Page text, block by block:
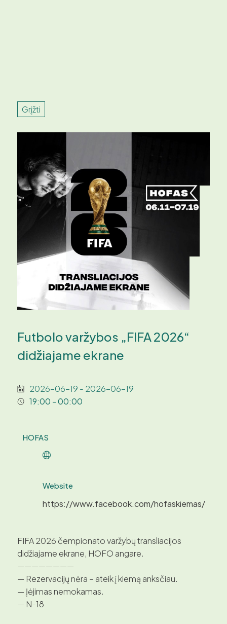
Grįžti
Futbolo varžybos „FIFA 2026“
didžiajame ekrane
2026-06-19 - 2026-06-19
19:00 - 00:00
HOFAS
Website
https://www.facebook.com/hofaskiemas/
FIFA 2026 čempionato varžybų transliacijos
didžiajame ekrane, HOFO angare.
————————
— Rezervacijų nėra – ateik į kiemą anksčiau.
— Įėjimas nemokamas.
— N-18